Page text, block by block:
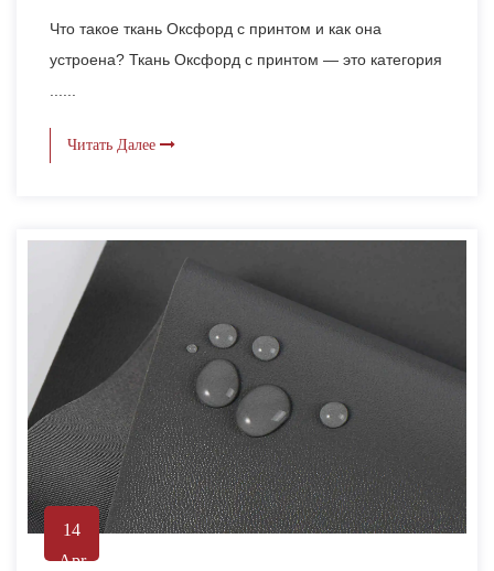
Что такое ткань Оксфорд с принтом и как она
устроена? Ткань Оксфорд с принтом — это категория
......
Читать Далее
14
Apr